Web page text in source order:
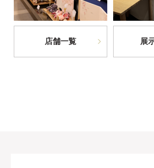
店舗一覧 展